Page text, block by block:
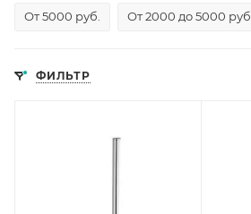
От 5000 руб.
От 2000 до 5000 руб.
ФИЛЬТР